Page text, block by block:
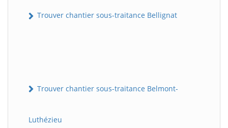
Trouver chantier sous-traitance Bellignat
Trouver chantier sous-traitance Belmont-
Luthézieu